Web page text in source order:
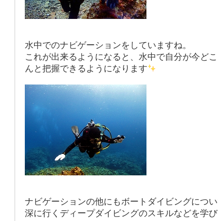
水中でのナビゲーションをしていますね。
これが出来るようになると、水中で自分が今ど
んと把握できるようになります
ナビゲーションの他にも ボートダイビングにつ
深に行く ディープダイビングのスキルなどを学